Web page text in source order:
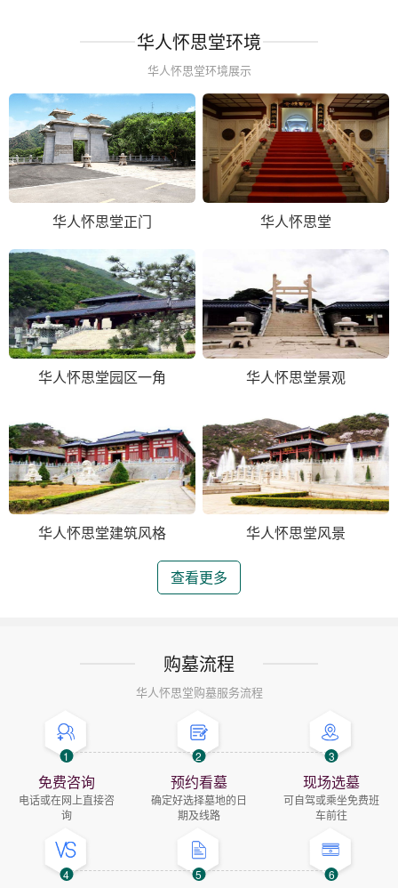
华人怀思堂环境
华人怀思堂环境展示
华人怀思堂正门 华人怀思堂
华人怀思堂园区一角 华人怀思堂景观
华人怀思堂建筑风格 华人怀思堂风景
查看更多
购墓流程
华人怀思堂购墓服务流程
1
免费咨询
电话或在网上直接咨
询
2
预约看墓
确定好选择墓地的日
期及线路
3
现场选墓
可自驾或乘坐免费班
车前往
4 5 6